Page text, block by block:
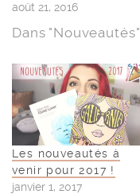
août 21, 2016
Dans "Nouveautés"
Les nouveautés à
venir pour 2017 !
janvier 1, 2017